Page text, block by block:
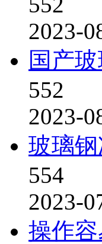
2023-
国产
552
2023-
玻璃
554
2023-
操作